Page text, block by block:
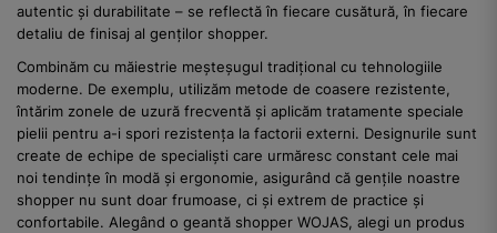
autentic și durabilitate – se reflectă în fiecare cusătură, în fiecare
detaliu de finisaj al genților shopper.
Combinăm cu măiestrie meșteșugul tradițional cu tehnologiile
moderne. De exemplu, utilizăm metode de coasere rezistente,
întărim zonele de uzură frecventă și aplicăm tratamente speciale
pielii pentru a-i spori rezistența la factorii externi. Designurile sunt
create de echipe de specialiști care urmăresc constant cele mai
noi tendințe în modă și ergonomie, asigurând că gențile noastre
shopper nu sunt doar frumoase, ci și extrem de practice și
confortabile. Alegând o geantă shopper WOJAS, alegi un produs